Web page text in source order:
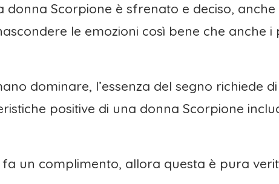
donna Scorpione è sfrenato e deciso,
le emozioni così bene che anche
dominare, l’essenza del segno richiede
positive di una donna Scorpione
fa un complimento, allora questa è pura